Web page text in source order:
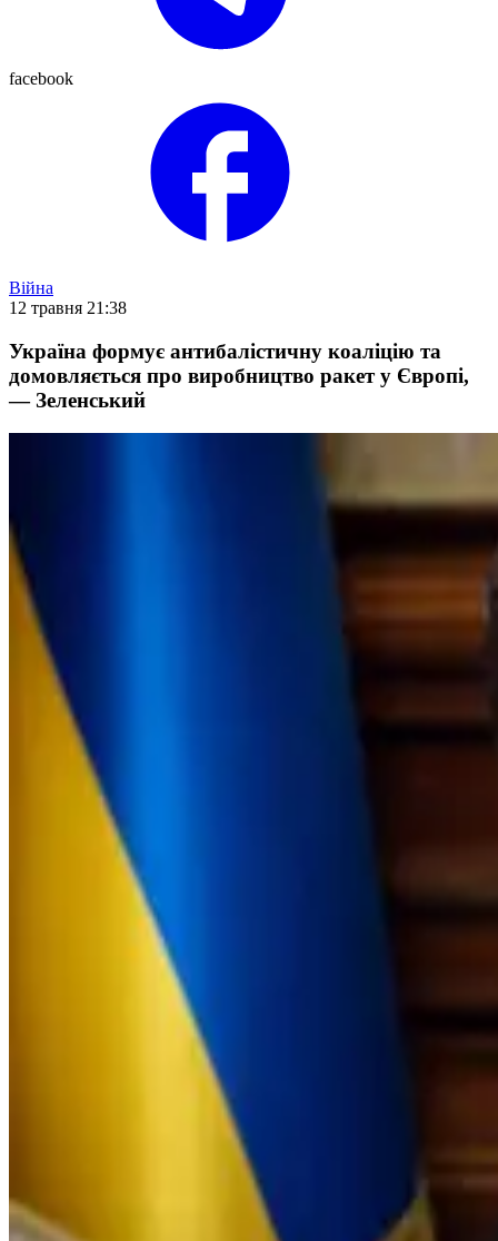
facebook
Війна
12 травня 21:38
Україна формує антибалістичну коаліцію та
домовляється про виробництво ракет у Європі,
— Зеленський